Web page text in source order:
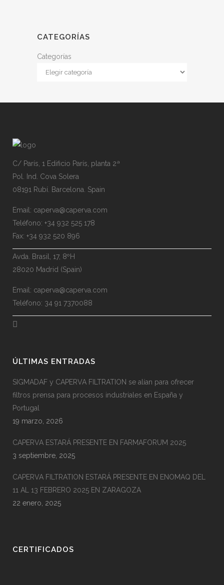
CATEGORÍAS
Categorías
C/ París, 1 Edificio París, planta 2ª
Pol. Ind. Cova Solera
08191 Rubí. Barcelona. Spain
Email: caperva@caperva.com
Teléfono: +34 932 525 178
Fax: +34 932 520 896
Avda. Brasil, 17, 8ºH
28020 Madrid (Spain)
Email: caperva@caperva.com
Teléfono: 34 91 7370088
ÚLTIMAS ENTRADAS
SIGMADAF y CAPERVA FILTRATION se alían para ofrecer
filtros prensa para procesos industriales en España y
Portugal
19 marzo, 2026
CAPERVA ESTARÁ PRESENTE EN FARMAFORUM 2025
3 septiembre, 2025
CAPERVA FILTRATION ESTARÁ PRESENTE EN ENOMAQ DEL
11 AL 13 FEBRERO 2025 EN ZARAGOZA
22 enero, 2025
CERTIFICADOS